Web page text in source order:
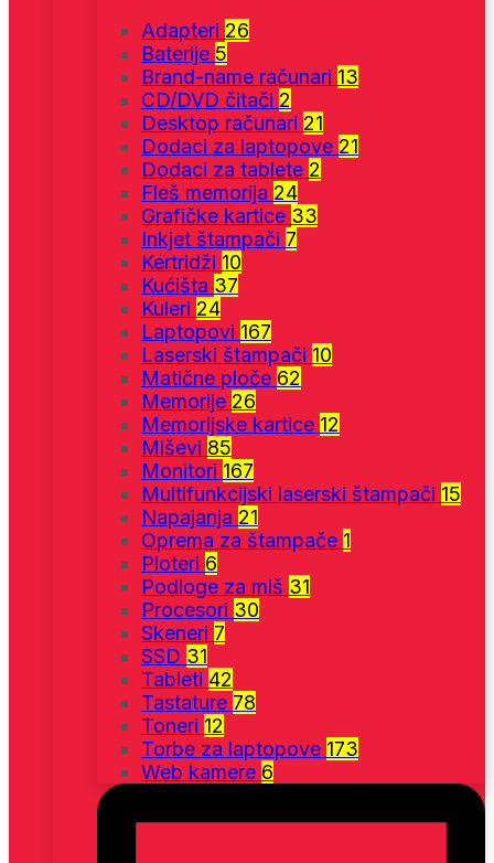
Adapteri 26
Baterije 5
Brand-name računari 13
CD/DVD čitači 2
Desktop računari 21
Dodaci za laptopove 21
Dodaci za tablete 2
Fleš memorija 24
Grafičke kartice 33
Inkjet štampači 7
Kertridži 10
Kućišta 37
Kuleri 24
Laptopovi 167
Laserski štampači 10
Matične ploče 62
Memorije 26
Memorijske kartice 12
Miševi 85
Monitori 167
Multifunkcijski laserski štampači 15
Napajanja 21
Oprema za štampače 1
Ploteri 6
Podloge za miš 31
Procesori 30
Skeneri 7
SSD 31
Tableti 42
Tastature 78
Toneri 12
Torbe za laptopove 173
Web kamere 6